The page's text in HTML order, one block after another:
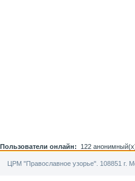
Пользователи онлайн: 122
ЦРМ "Православное узорье". 108851 г.